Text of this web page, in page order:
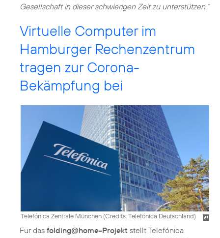
Gesellschaft in dieser schwierigen Zeit zu unterstützen.“
Virtuelle Computer im
Hamburger Rechenzentrum
tragen zur Corona-
Bekämpfung bei
Telefónica Zentrale München (Credits: Telefónica Deutschland)
Für das folding@home-Projekt stellt Telefónica